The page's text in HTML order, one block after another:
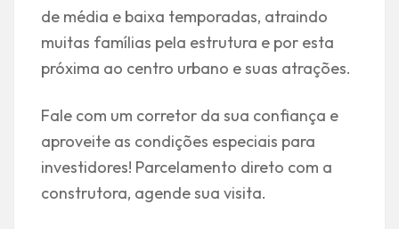
de média e baixa temporadas, atraindo
muitas famílias pela estrutura e por esta
próxima ao centro urbano e suas atrações.
Fale com um corretor da sua confiança e
aproveite as condições especiais para
investidores! Parcelamento direto com a
construtora, agende sua visita.